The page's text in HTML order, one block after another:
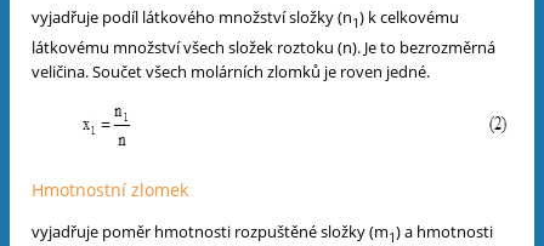
vyjadřuje podíl látkového množství složky (n1) k celkovému
látkovému množství všech složek roztoku (n). Je to bezrozměrná
veličina. Součet všech molárních zlomků je roven jedné.
Hmotnostní zlomek
vyjadřuje poměr hmotnosti rozpuštěné složky (m1) a hmotnosti